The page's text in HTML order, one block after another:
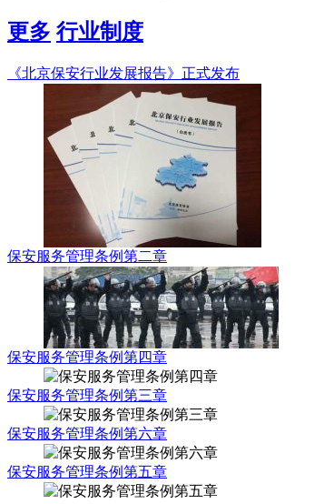
更多 行业制度
《北京保安行业发展报告》正式发布
保安服务管理条例第二章
保安服务管理条例第四章
保安服务管理条例第三章
保安服务管理条例第六章
保安服务管理条例第五章